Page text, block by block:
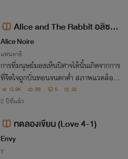
Alice and The Rabbit อลิซกับ
ตุ๊กตากระต่าย | Book I - Envy
Alice Noire
แฟนตาซี
การที่มนุษย์มองเห็นปีศาจได้นั้นเกิดจากการ
ที่จิตใจถูกบั่นทอนจนตกต่ำ สภาพแวดล้อมอั
นเลวร้ายและความโสมมจะทำให้เริ่มมองเห็
นสิ่งที่คนทั่วไปมองไม่เห็น อลิซลืมตาขึ้นช้าๆ
คะ”
12.9K 83 5 32
2 ปีที่แล้ว
ทดลองเขียน (Love 4-1)
Envy
Y